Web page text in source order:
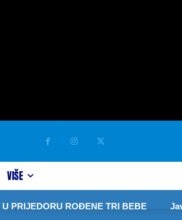
VIŠE
ROĐENE TRI BEBE Javor: